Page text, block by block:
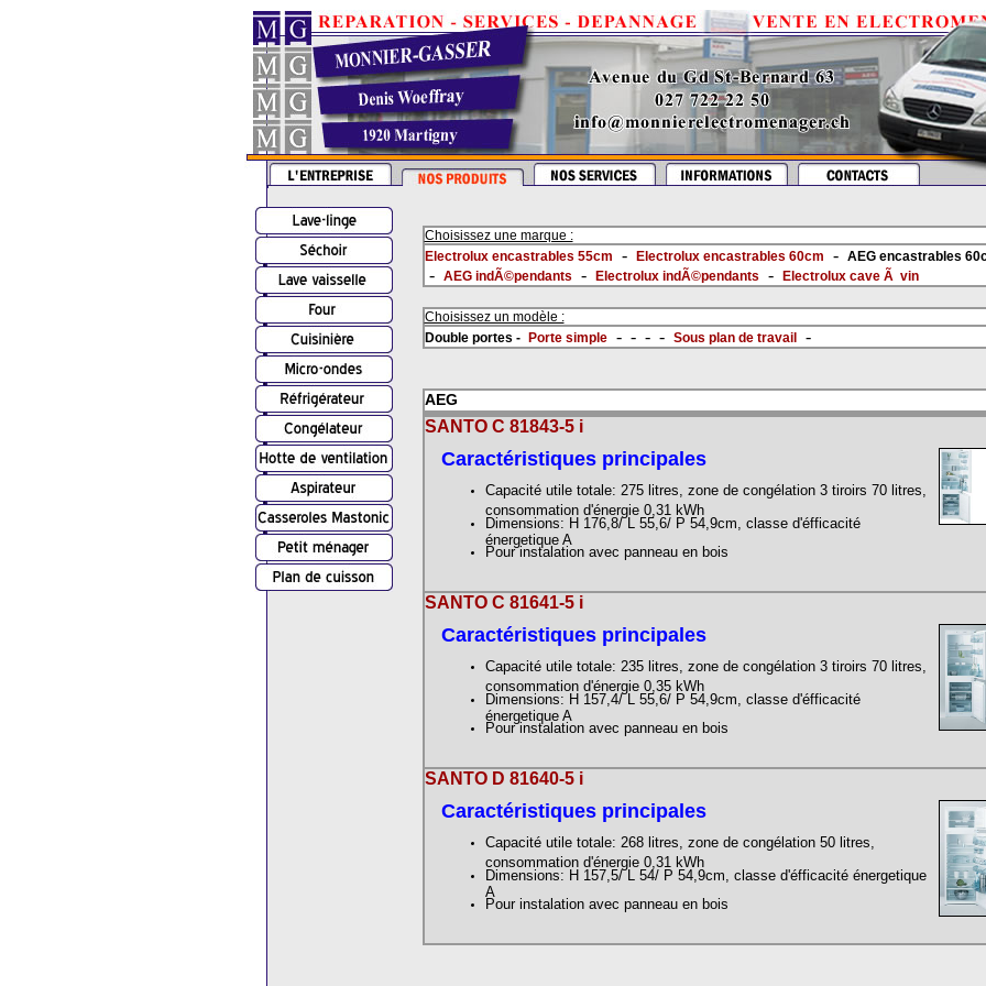
Choisissez une marque :
Electrolux encastrables 55cm
- Electrolux encastrables 60cm - AEG encastrables
- AEG indÃ©pendants - Electrolux indÃ©pendants - Electrolux cave Ã vin
Choisissez un modèle :
Double portes -
Porte simple- - - - Sous plan de travail-
AEG
SANTO C 81843-5 i
Caractéristiques principales
Capacité utile totale: 275 litres, zone de congélation 3 tiroirs 70 litres,
consommation d'énergie 0,31 kWh
Dimensions: H 176,8/ L 55,6/ P 54,9cm, classe d'éfficacité
énergetique A
Pour instalation avec panneau en bois
SANTO C 81641-5 i
Caractéristiques principales
Capacité utile totale: 235 litres, zone de congélation 3 tiroirs 70 litres,
consommation d'énergie 0,35 kWh
Dimensions: H 157,4/ L 55,6/ P 54,9cm, classe d'éfficacité
énergetique A
Pour instalation avec panneau en bois
SANTO D 81640-5 i
Caractéristiques principales
Capacité utile totale: 268 litres, zone de congélation 50 litres,
consommation d'énergie 0,31 kWh
Dimensions: H 157,5/ L 54/ P 54,9cm, classe d'éfficacité énergetique
A
Pour instalation avec panneau en bois